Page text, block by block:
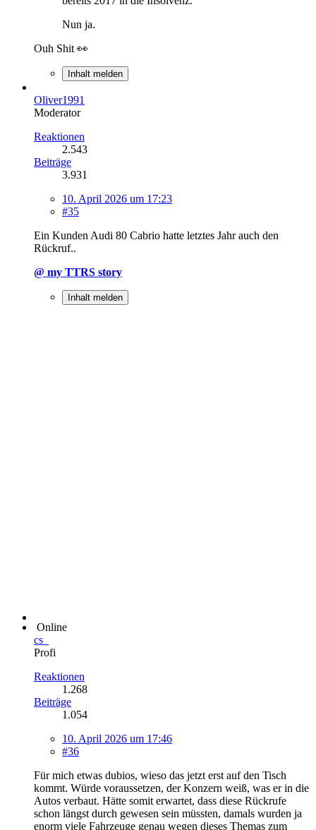
Nun ja.
Ouh Shit 👀
Inhalt melden
Oliver1991
Moderator
Reaktionen
2.543
Beiträge
3.931
10. April 2026 um 17:23
#35
Ein Kunden Audi 80 Cabrio hatte letztes Jahr auch den
Rückruf..
@ my TTRS story
Inhalt melden
Online
cs_
Profi
Reaktionen
1.268
Beiträge
1.054
10. April 2026 um 17:46
#36
Für mich etwas dubios, wieso das jetzt erst auf den Tisch
kommt. Würde voraussetzen, der Konzern weiß, was er in die
Autos verbaut. Hätte somit erwartet, dass diese Rückrufe
schon längst durch gewesen sein müssten, damals wurden ja
enorm viele Fahrzeuge genau wegen dieses Themas zum